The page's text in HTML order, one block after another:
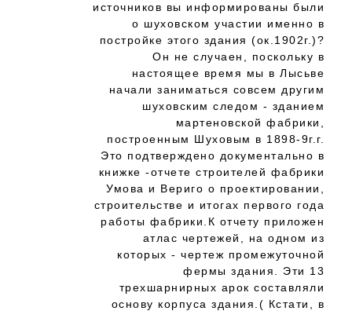
источников вы информированы были
о шуховском участии именно в
постройке этого здания (ок.1902г.)?
Он не случаен, поскольку в
настоящее время мы в Лысьве
начали заниматься совсем другим
шуховским следом - зданием
мартеновской фабрики,
построенным Шуховым в 1898-9г.г.
Это подтверждено документально в
книжке -отчете строителей фабрики
Умова и Вериго о проектировании,
строительстве и итогах первого года
работы фабрики.К отчету приложен
атлас чертежей, на одном из
которых - чертеж промежуточной
фермы здания. Эти 13
трехшарнирных арок составляли
основу корпуса здания.( Кстати, в